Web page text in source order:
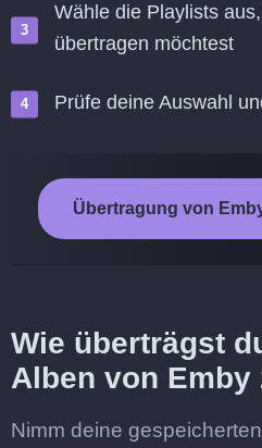
Wähle die Playlists
übertragen möchtest
Prüfe deine Auswahl
Übertragung von
Wie überträgst
Alben von
Nimm deine